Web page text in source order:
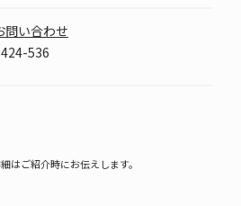
問い合わせ
536
はご紹介時にお伝えします。